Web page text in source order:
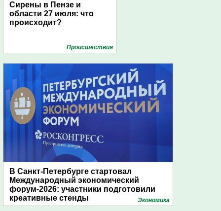
Сирены в Пензе и
области 27 июля: что
происходит?
Проиcшествия
В Санкт-Петербурге стартовал
Международный экономический
форум-2026: участники подготовили
креативные стенды
Экономика